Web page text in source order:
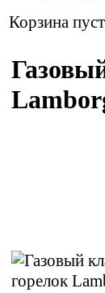
Корзина